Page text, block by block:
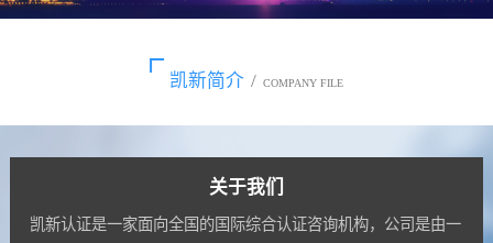
凯新简介 / COMPANY FILE
关于我们
凯新认证是一家面向全国的国际综合认证咨询机构，公司是由一